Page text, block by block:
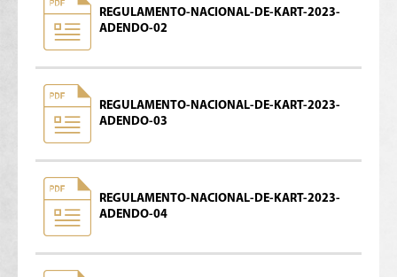
REGULAMENTO-NACIONAL-DE-KART-2023-
ADENDO-02
REGULAMENTO-NACIONAL-DE-KART-2023-
ADENDO-03
REGULAMENTO-NACIONAL-DE-KART-2023-
ADENDO-04